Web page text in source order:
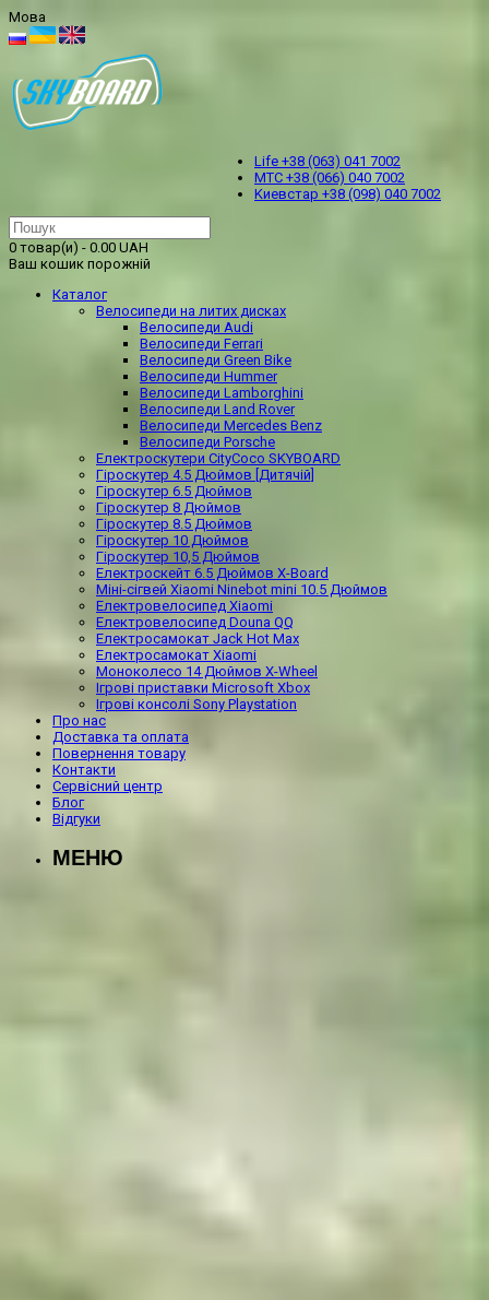
Мова
Life +38 (063) 041 7002
МТС +38 (066) 040 7002
Kиевстар +38 (098) 040 7002
0 товар(и) - 0.00 UAH
Ваш кошик порожній
Каталог
Велосипеди на литих дисках
Велосипеди Audi
Велосипеди Ferrari
Велосипеди Green Bike
Велосипеди Hummer
Велосипеди Lamborghini
Велосипеди Land Rover
Велосипеди Mercedes Benz
Велосипеди Porsche
Електроскутери CityCoco SKYBOARD
Гіроскутер 4.5 Дюймов [Дитячій]
Гіроскутер 6.5 Дюймов
Гіроскутер 8 Дюймов
Гіроскутер 8.5 Дюймов
Гіроскутер 10 Дюймов
Гіроскутер 10,5 Дюймов
Електроскейт 6.5 Дюймов X-Board
Міні-сігвей Xiaomi Ninebot mini 10.5 Дюймов
Електровелосипед Xiaomi
Електровелосипед Douna QQ
Електросамокат Jack Hot Max
Електросамокат Xiaomi
Моноколесо 14 Дюймов X-Wheel
Ігрові приставки Microsoft Xbox
Ігрові консолі Sony Playstation
Про нас
Доставка та оплата
Повернення товару
Контакти
Сервісний центр
Блог
Відгуки
МЕНЮ